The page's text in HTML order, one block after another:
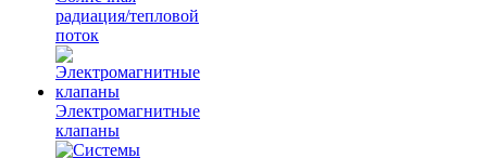
радиация/тепловой
поток
Электромагнитные
клапаны